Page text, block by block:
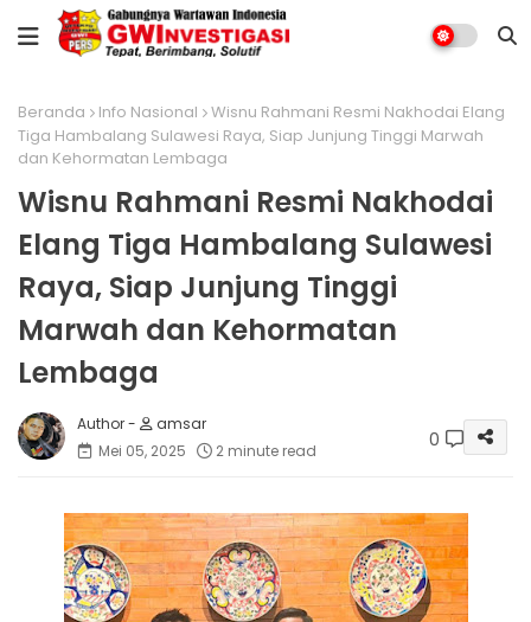
Beranda Info Nasional
Wisnu Rahmani Resmi Nakhodai Elang
Tiga Hambalang Sulawesi Raya, Siap Junjung Tinggi Marwah
dan Kehormatan Lembaga
Wisnu Rahmani Resmi Nakhodai
Elang Tiga Hambalang Sulawesi
Raya, Siap Junjung Tinggi
Marwah dan Kehormatan
Lembaga
amsar
Mei 05, 2025
2 minute read 0